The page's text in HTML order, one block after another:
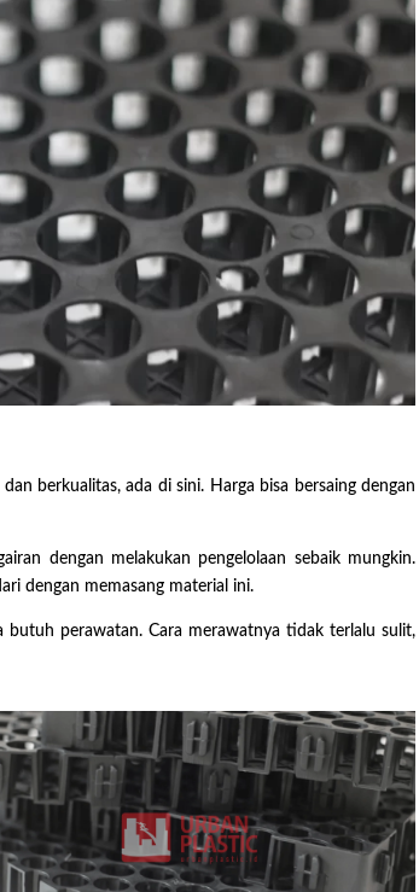
dan berkualitas, ada di sini. Harga bisa bersaing dengan
dengan melakukan pengelolaan sebaik mungkin.
dengan memasang material ini.
butuh perawatan. Cara merawatnya tidak terlalu sulit,